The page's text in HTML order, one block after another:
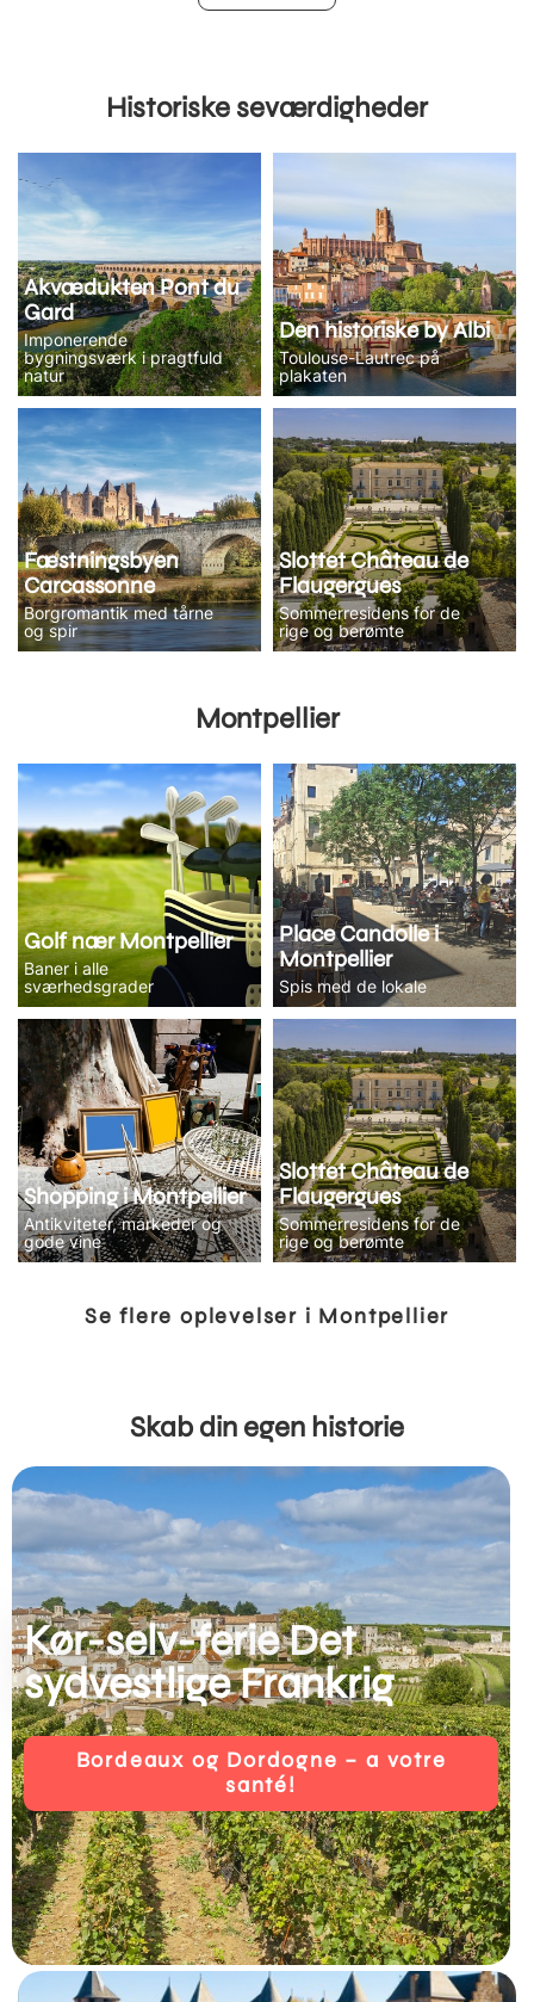
Historiske seværdigheder
Akvædukten Pont du
Gard
Imponerende
bygningsværk i pragtfuld
natur
Den historiske by Albi
Toulouse-Lautrec på
plakaten
Fæstningsbyen
Carcassonne
Borgromantik med tårne
og spir
Slottet Château de
Flaugergues
Sommerresidens for de
rige og berømte
Montpellier
Golf nær Montpellier
Baner i alle
sværhedsgrader
Place Candolle i
Montpellier
Spis med de lokale
Shopping i Montpellier
Antikviteter, markeder og
gode vine
Slottet Château de
Flaugergues
Sommerresidens for de
rige og berømte
Se flere oplevelser i Montpellier
Skab din egen historie
Kør-selv-ferie Det
sydvestlige Frankrig
Bordeaux og Dordogne – a votre
santé!